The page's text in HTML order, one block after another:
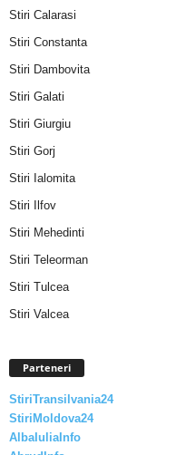
Stiri Calarasi
Stiri Constanta
Stiri Dambovita
Stiri Galati
Stiri Giurgiu
Stiri Gorj
Stiri Ialomita
Stiri Ilfov
Stiri Mehedinti
Stiri Teleorman
Stiri Tulcea
Stiri Valcea
Parteneri
StiriTransilvania24
StiriMoldova24
AlbaIuliaInfo